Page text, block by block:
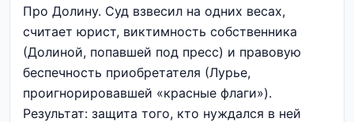
Про Долину. Суд взвесил на одних весах,
считает юрист, виктимность собственника
(Долиной, попавшей под пресс) и правовую
беспечность приобретателя (Лурье,
проигнорировавшей «красные флаги»).
Результат: защита того, кто нуждался в ней